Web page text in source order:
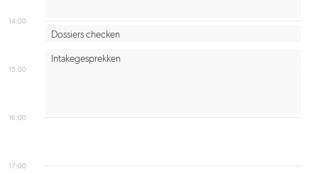
14:00
15:00
16:00
17:00
Dossiers checken
Intakegesprekken